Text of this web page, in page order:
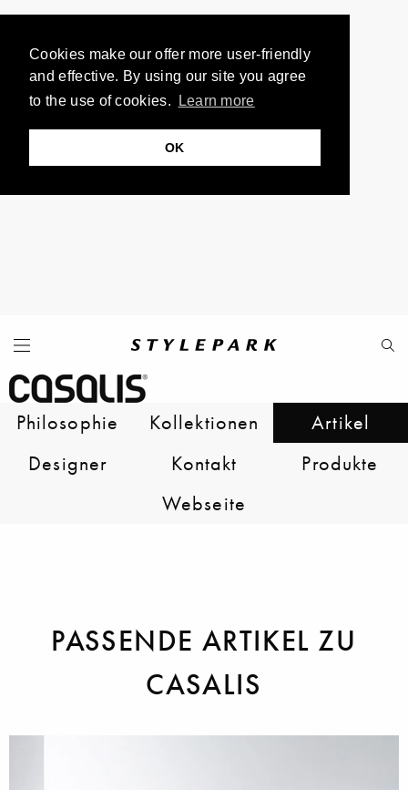
Cookies make our offer more user-friendly
and effective. By using our site you agree
to the use of cookies.
Learn more
OK
Philosophie Kollektionen
Artikel
Designer
Kontakt
Produkte
Webseite
PASSENDE ARTIKEL ZU
CASALIS